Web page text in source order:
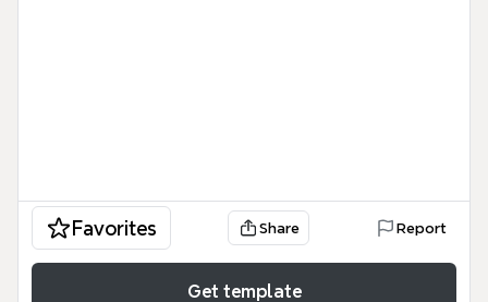
Favorites Share Report
Get template